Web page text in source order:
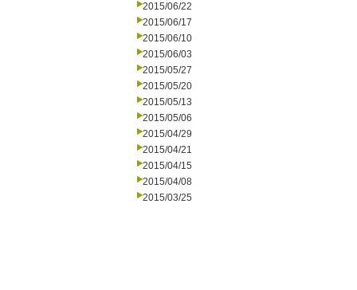
2015/06/22
2015/06/17
2015/06/10
2015/06/03
2015/05/27
2015/05/20
2015/05/13
2015/05/06
2015/04/29
2015/04/21
2015/04/15
2015/04/08
2015/03/25